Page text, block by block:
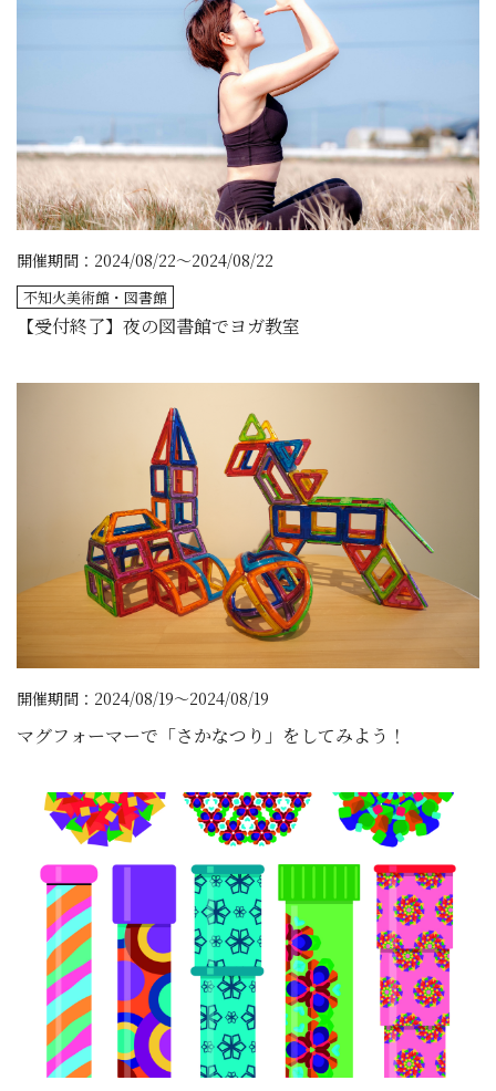
【受付終了】夜の図書館でヨガ教室
開催期間：2024/08/22～2024/08/22
不知火美術館・図書館
マグフォーマーで「さかなつり」をしてみよう！
開催期間：2024/08/19～2024/08/19